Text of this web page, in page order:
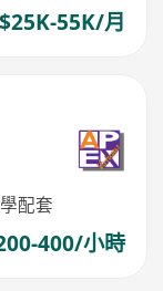
$25K-55K/月
配套
400/小時